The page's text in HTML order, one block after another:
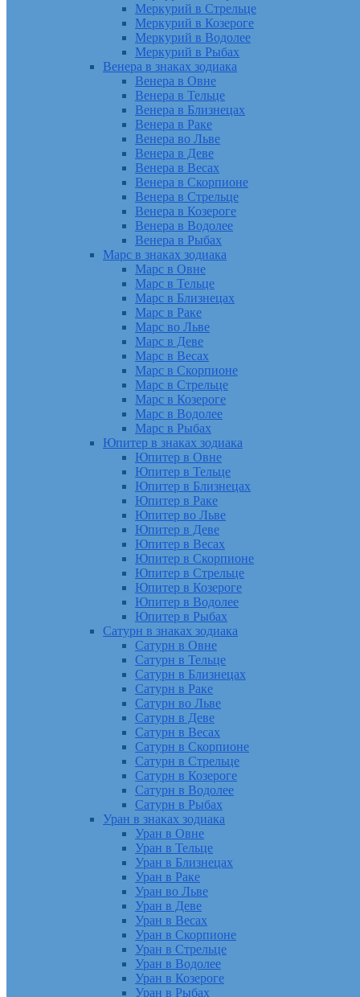
Меркурий в Стрельце
Меркурий в Козероге
Меркурий в Водолее
Меркурий в Рыбах
Венера в знаках зодиака
Венера в Овне
Венера в Тельце
Венера в Близнецах
Венера в Раке
Венера во Льве
Венера в Деве
Венера в Весах
Венера в Скорпионе
Венера в Стрельце
Венера в Козероге
Венера в Водолее
Венера в Рыбах
Марс в знаках зодиака
Марс в Овне
Марс в Тельце
Марс в Близнецах
Марс в Раке
Марс во Льве
Марс в Деве
Марс в Весах
Марс в Скорпионе
Марс в Стрельце
Марс в Козероге
Марс в Водолее
Марс в Рыбах
Юпитер в знаках зодиака
Юпитер в Овне
Юпитер в Тельце
Юпитер в Близнецах
Юпитер в Раке
Юпитер во Льве
Юпитер в Деве
Юпитер в Весах
Юпитер в Скорпионе
Юпитер в Стрельце
Юпитер в Козероге
Юпитер в Водолее
Юпитер в Рыбах
Сатурн в знаках зодиака
Сатурн в Овне
Сатурн в Тельце
Сатурн в Близнецах
Сатурн в Раке
Сатурн во Льве
Сатурн в Деве
Сатурн в Весах
Сатурн в Скорпионе
Сатурн в Стрельце
Сатурн в Козероге
Сатурн в Водолее
Сатурн в Рыбах
Уран в знаках зодиака
Уран в Овне
Уран в Тельце
Уран в Близнецах
Уран в Раке
Уран во Льве
Уран в Деве
Уран в Весах
Уран в Скорпионе
Уран в Стрельце
Уран в Водолее
Уран в Козероге
Уран в Рыбах